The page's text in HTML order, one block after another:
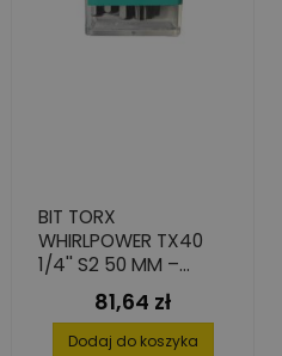
BIT TORX
WHIRLPOWER TX40
1/4'' S2 50 MM –
ZESTAW 15 SZT.
Cena
81,64 zł
Dodaj do koszyka